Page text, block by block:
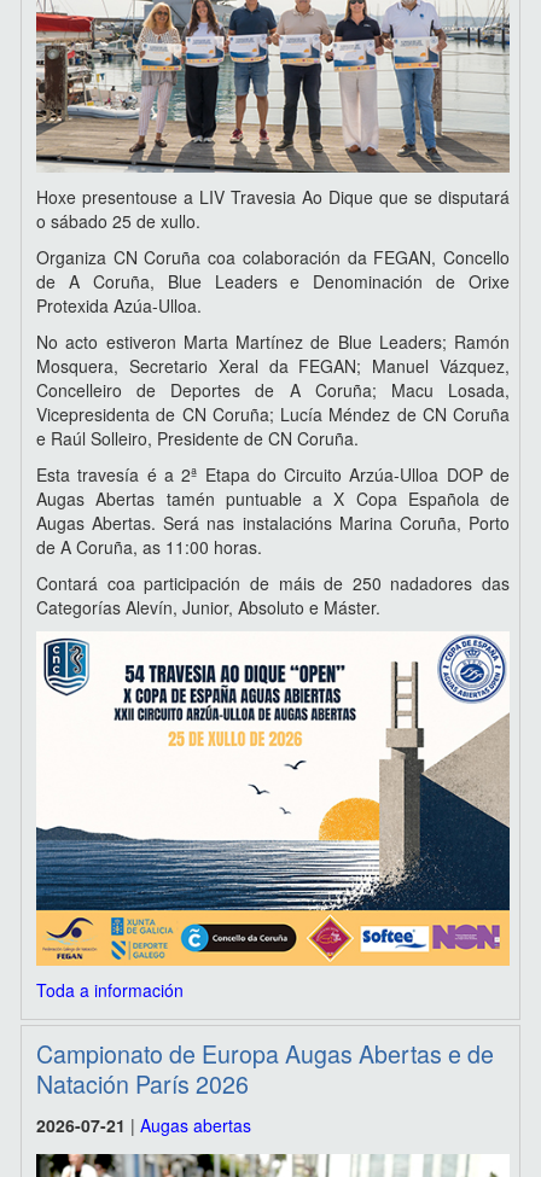
Hoxe presentouse a LIV Travesia Ao Dique que se disputará
o sábado 25 de xullo.
Organiza CN Coruña coa colaboración da FEGAN, Concello
de A Coruña, Blue Leaders e Denominación de Orixe
Protexida Azúa-Ulloa.
No acto estiveron Marta Martínez de Blue Leaders; Ramón
Mosquera, Secretario Xeral da FEGAN; Manuel Vázquez,
Concelleiro de Deportes de A Coruña; Macu Losada,
Vicepresidenta de CN Coruña; Lucía Méndez de CN Coruña
e Raúl Solleiro, Presidente de CN Coruña.
Esta travesía é a 2ª Etapa do Circuito Arzúa-Ulloa DOP de
Augas Abertas tamén puntuable a X Copa Española de
Augas Abertas. Será nas instalacións Marina Coruña, Porto
de A Coruña, as 11:00 horas.
Contará coa participación de máis de 250 nadadores das
Categorías Alevín, Junior, Absoluto e Máster.
Toda a información
Campionato de Europa Augas Abertas e de
Natación París 2026
2026-07-21 | Augas abertas